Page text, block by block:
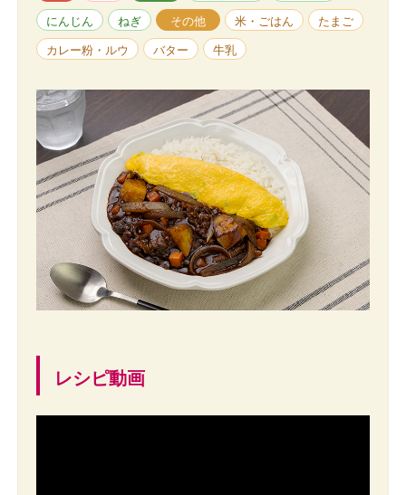
にんじん ねぎ その他 米・ごはん たまご
カレー粉・ルウ バター 牛乳
レシピ動画